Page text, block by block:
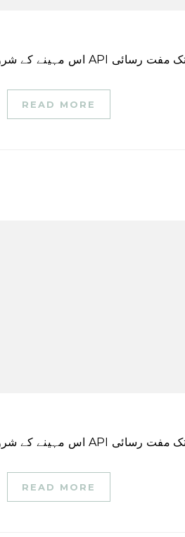
READ MORE
READ MORE